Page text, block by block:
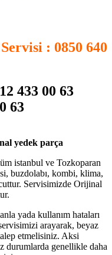
: 0850 640
433 00 63
63
yedek parça
istanbul ve Tozkoparan
buzdolabı, kombi, klima,
Servisimizde Orijinal
yada kullanım hataları
arayarak, beyaz
etmelisiniz. Aksi
durumlarda genellikle daha